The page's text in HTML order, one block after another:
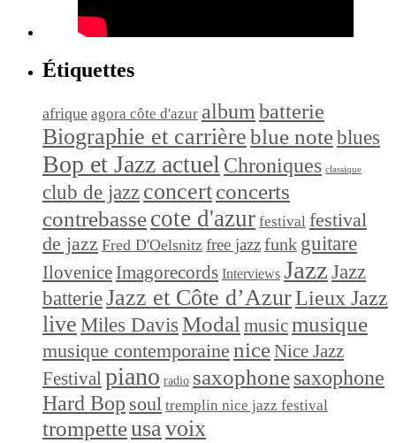
Étiquettes
afrique agora côte d'azur albumbatterie
Biographie et carrièreblue noteblues
Bop et Jazz actuel Chroniques classique
club de jazz concertconcerts
contrebassecote d'azur festival festival
de jazz Fred D'Oelsnitz free jazzfunk guitare
Ilovenice Imagorecords Interviews Jazz Jazz
batterieJazz et Côte d’AzurLieux Jazz
live Miles Davis Modal musicmusique
musique contemporaine niceNice Jazz
Festivalpiano radio saxophonesaxophone
Hard Bop soul tremplin nice jazz festival
trompetteusavoix